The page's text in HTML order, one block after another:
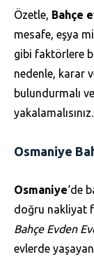
Özetle, Bahçe
mesafe, eşya
gibi faktörlere
nedenle, karar
bulundurmalı
yakalamalısınız.
Osmaniye
Osmaniye‘de
doğru nakliyat
Bahçe Evden
evlerde